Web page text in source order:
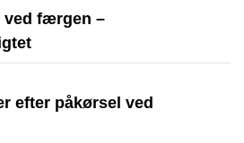
færgen –
efter påkørsel ved